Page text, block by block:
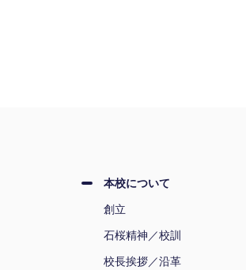
本校について
創立
石桜精神／校訓
校長挨拶／沿革